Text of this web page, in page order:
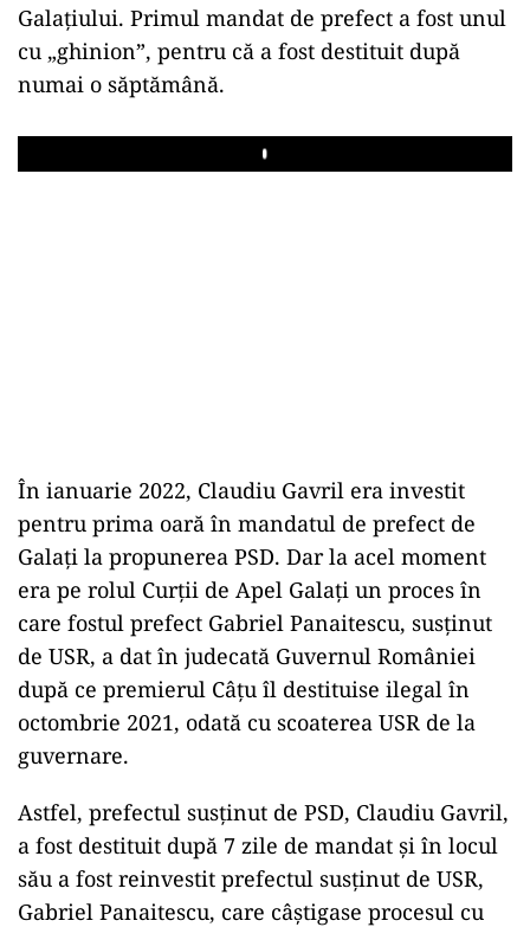
Galațiului. Primul mandat de prefect a fost unul
cu „ghinion”, pentru că a fost destituit după
numai o săptămână.
Play
În ianuarie 2022, Claudiu Gavril era investit
pentru prima oară în mandatul de prefect de
Galați la propunerea PSD. Dar la acel moment
era pe rolul Curții de Apel Galați un proces în
care fostul prefect Gabriel Panaitescu, susținut
de USR, a dat în judecată Guvernul României
după ce premierul Câțu îl destituise ilegal în
octombrie 2021, odată cu scoaterea USR de la
guvernare.
Astfel, prefectul susținut de PSD, Claudiu Gavril,
a fost destituit după 7 zile de mandat și în locul
său a fost reinvestit prefectul susținut de USR,
Gabriel Panaitescu, care câștigase procesul cu